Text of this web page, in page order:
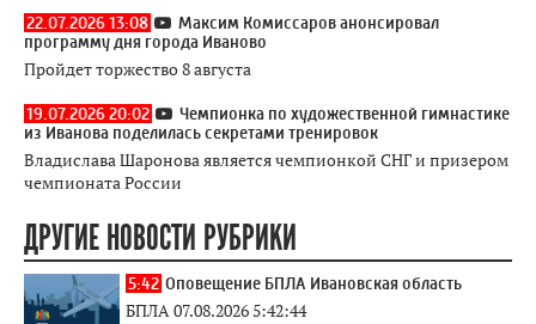
22.07.2026 13:08
Максим Комиссаров анонсировал
программу дня города Иваново
Пройдет торжество 8 августа
19.07.2026 20:02
Чемпионка по художественной гимнастике
из Иванова поделилась секретами тренировок
Владислава Шаронова является чемпионкой СНГ и призером
чемпионата России
ДРУГИЕ НОВОСТИ РУБРИКИ
5:42 Оповещение БПЛА Ивановская область
БПЛА 07.08.2026 5:42:44